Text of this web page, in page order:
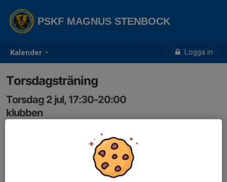
Kalender Logga in
PSKF MAGNUS STENBOCK
Torsdagsträning
Torsdag 2 jul, 17:30-20:00
klubben